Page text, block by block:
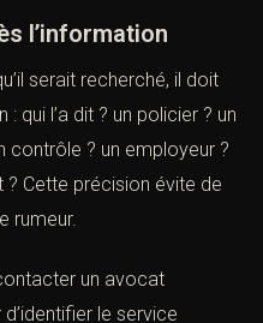
l’information
serait recherché, il doit
qui l’a dit ? un policier ?
contrôle ? un
stratégie sur une